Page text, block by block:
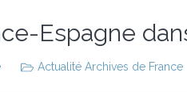
Espagne
Actualité Archives de France